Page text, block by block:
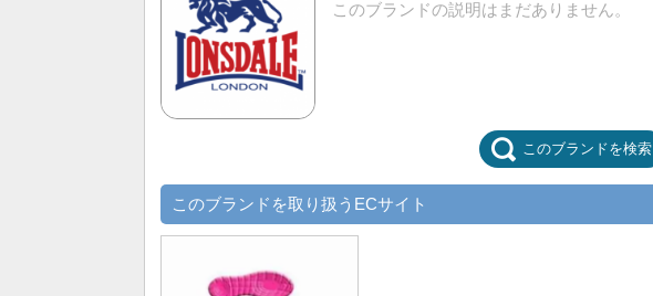
このブランドの説明はまだありません。
このブランドを検索
このブランドを取り扱うECサイト